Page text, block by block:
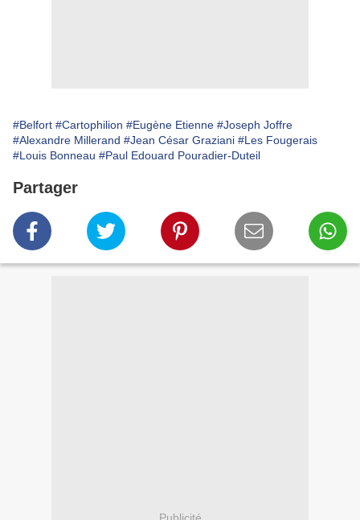
#Belfort #Cartophilion #Eugène Etienne #Joseph Joffre
#Alexandre Millerand #Jean César Graziani #Les Fougerais
#Louis Bonneau #Paul Edouard Pouradier-Duteil
Partager
Publicité